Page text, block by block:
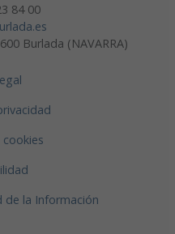
84 00
Burlada (NAVARRA)
de la Información